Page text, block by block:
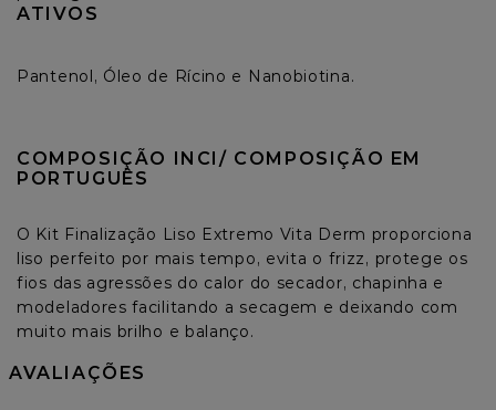
ATIVOS
Pantenol, Óleo de Rícino e Nanobiotina.
COMPOSIÇÃO INCI/ COMPOSIÇÃO EM
PORTUGUÊS
O Kit Finalização Liso Extremo Vita Derm proporciona
liso perfeito por mais tempo, evita o frizz, protege os
fios das agressões do calor do secador, chapinha e
modeladores facilitando a secagem e deixando com
muito mais brilho e balanço.
AVALIAÇÕES